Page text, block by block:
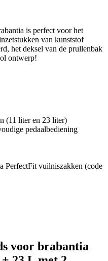
is perfect voor het
van kunststof
het deksel van de prullenbak
ontwerp!
(11 liter en 23 liter)
pedaalbediening
PerfectFit vuilniszakken (code
voor brabantia